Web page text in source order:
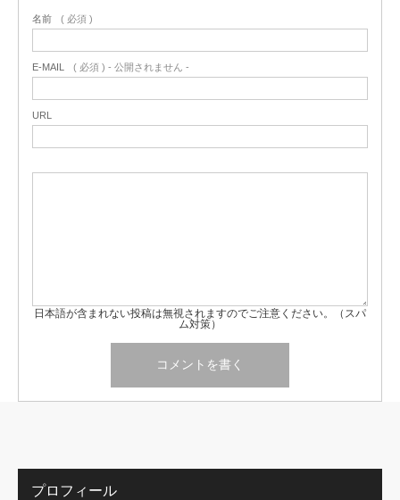
名前 ( 必須 )
E-MAIL ( 必須 ) - 公開されません -
URL
日本語が含まれない投稿は無視されますのでご注意ください。（スパ
ム対策）
プロフィール